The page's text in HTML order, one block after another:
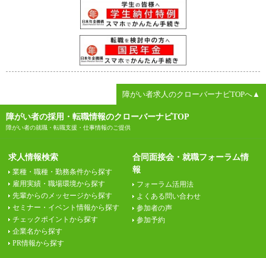
障がい者求人のクローバーナビTOPへ▲
障がい者の採用・転職情報のクローバーナビTOP
障がい者の就職・転職支援・仕事情報のご提供
求人情報検索
業種・職種・勤務条件から探す
雇用実績・職場環境から探す
先輩からのメッセージから探す
セミナー・イベント情報から探す
チェックポイントから探す
企業名から探す
PR情報から探す
合同面接会・就職フォーラム情
報
フォーラム活用法
よくある問い合わせ
参加者の声
参加予約